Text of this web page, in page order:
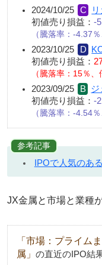
2024/10/25
初値売り損益： -
（騰落率：-4.37
2023/10/25
初値売り損益：
（騰落率：15％、
2023/09/25 ジ
初値売り損益： -
（騰落率：-4.54
参考記事
IPOで人気のあ
JX金属と市場と業種
「市場：プライム
属」 の直近のIPO結